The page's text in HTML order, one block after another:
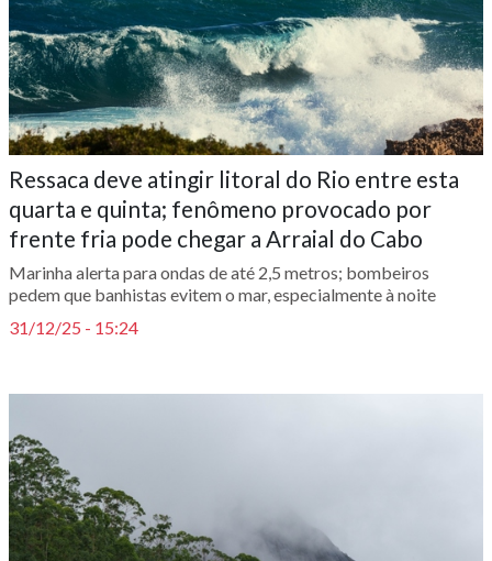
Ressaca deve atingir litoral do Rio entre esta
quarta e quinta; fenômeno provocado por
frente fria pode chegar a Arraial do Cabo
Marinha alerta para ondas de até 2,5 metros; bombeiros
pedem que banhistas evitem o mar, especialmente à noite
31/12/25 - 15:24